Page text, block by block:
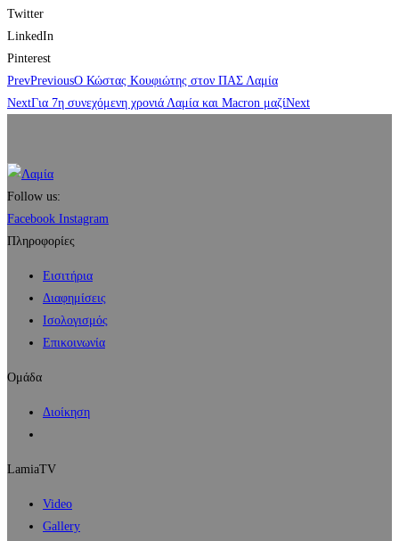
Twitter
LinkedIn
Pinterest
PrevPreviousΟ Κώστας Κουφιώτης στον ΠΑΣ Λαμία
NextΓια 7η συνεχόμενη χρονιά Λαμία και Macron μαζίNext
Follow us:
Facebook Instagram
Πληροφορίες
Εισιτήρια
Διαφημίσεις
Ισολογισμός
Επικοινωνία
Ομάδα
Διοίκηση
LamiaTV
Video
Gallery